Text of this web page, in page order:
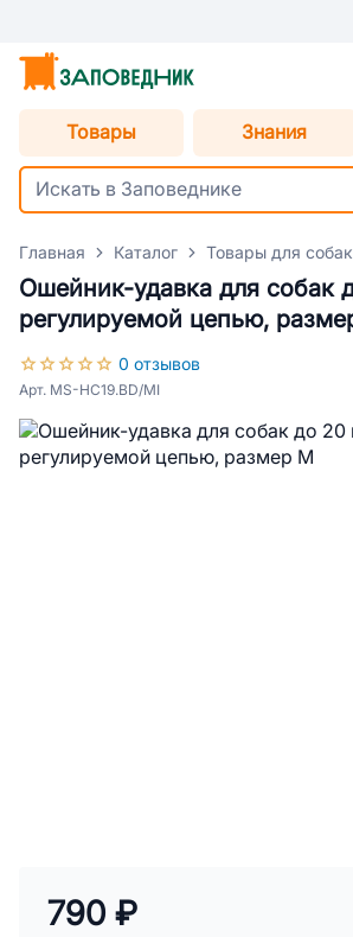
Товары Знания
Главная Каталог Товары для собак
Ошейник-удавка для собак
регулируемой цепью,
0 отзывов
Арт. MS-HC19.BD/MI
790 ₽